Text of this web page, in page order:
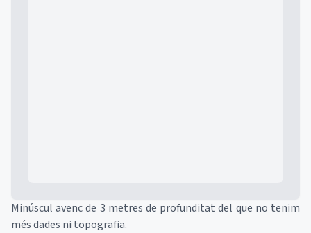
Minúscul avenc de 3 metres de profunditat del que no tenim
més dades ni topografia.